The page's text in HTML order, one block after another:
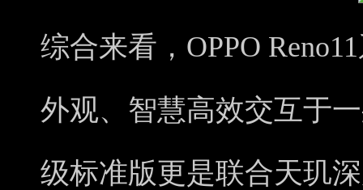
综合来看，OPPO
外观、智慧高效交互于
级标准版更是联合天玑